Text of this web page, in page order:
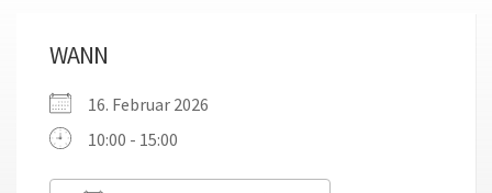
WANN
16. Februar 2026
10:00 - 15:00